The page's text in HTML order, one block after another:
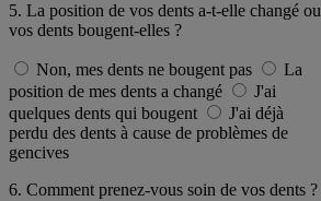
5. La position de vos dents a-t-elle changé ou
vos dents bougent-elles ?
Non, mes dents ne bougent pas
La
position de mes dents a changé
J'ai
quelques dents qui bougent
J'ai déjà
perdu des dents à cause de problèmes de
gencives
6. Comment prenez-vous soin de vos dents ?